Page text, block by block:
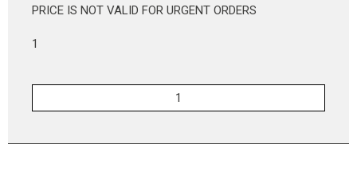
PRICE IS NOT VALID FOR URGENT ORDERS
1